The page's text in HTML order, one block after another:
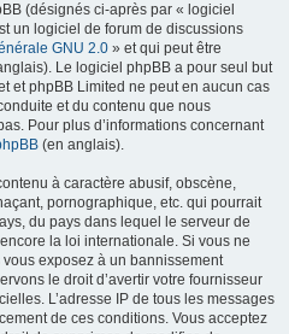
(désignés ci-après par « logiciel
un logiciel de forum de discussions
GNU 2.0 » et qui peut être
Le logiciel phpBB a pour seul but
et phpBB Limited ne peut en aucun cas
et du contenu que nous
Pour plus d’informations concernant
(en anglais).
à caractère abusif, obscène,
pornographique, etc. qui pourrait
du pays dans lequel le serveur de
la loi internationale. Si vous ne
exposez à un bannissement
le droit d’avertir votre fournisseur
L’adresse IP de tous les messages
de ces conditions. Vous acceptez